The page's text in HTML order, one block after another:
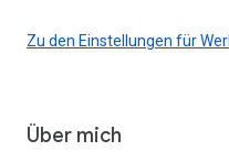
Zu den Einstellungen für
Über mich